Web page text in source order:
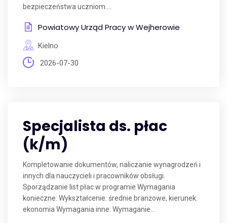
bezpieczeństwa uczniom....
Powiatowy Urząd Pracy w Wejherowie
Kielno
2026-07-30
Specjalista ds. płac
(k/m)
Kompletowanie dokumentów, naliczanie wynagrodzeń i
innych dla nauczycieli i pracowników obsługi.
Sporządzanie list płac w programie Wymagania
konieczne: Wykształcenie: średnie branżowe, kierunek:
ekonomia Wymagania inne: Wymaganie...